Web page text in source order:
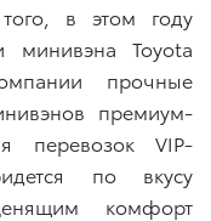
в этом году
минивэна Toyota
прочные
премиум-
перевозок VIP-
по вкусу
комфорт